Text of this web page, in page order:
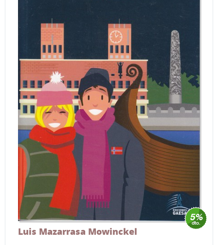
Luis Mazarrasa Mowinckel